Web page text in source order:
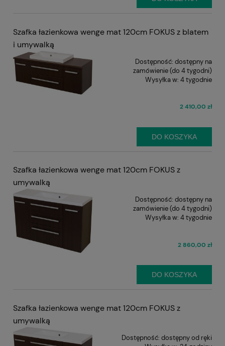
Szafka łazienkowa wenge mat 120cm FOKUS z blatem
i umywalką
Dostępność: dostępny na
zamówienie (do 4 tygodni)
Wysyłka w: 4 tygodnie
2 410,00 zł
DO KOSZYKA
Szafka łazienkowa wenge mat 120cm FOKUS z
umywalką
Dostępność: dostępny na
zamówienie (do 4 tygodni)
Wysyłka w: 4 tygodnie
2 860,00 zł
DO KOSZYKA
Szafka łazienkowa wenge mat 120cm FOKUS z
umywalką
Dostępność: dostępny od ręki